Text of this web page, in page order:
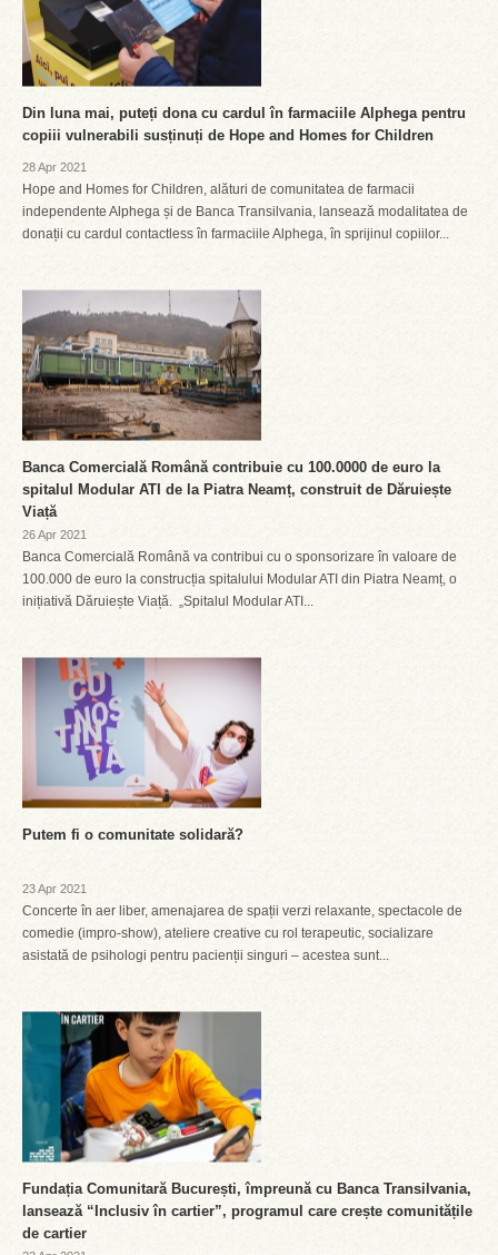
Din luna mai, puteți dona cu cardul în farmaciile Alphega pentru
copiii vulnerabili susținuți de Hope and Homes for Children
28 Apr 2021
Hope and Homes for Children, alături de comunitatea de farmacii
independente Alphega și de Banca Transilvania, lansează modalitatea de
donații cu cardul contactless în farmaciile Alphega, în sprijinul copiilor...
Banca Comercială Română contribuie cu 100.0000 de euro la
spitalul Modular ATI de la Piatra Neamț, construit de Dăruiește
Viață
26 Apr 2021
Banca Comercială Română va contribui cu o sponsorizare în valoare de
100.000 de euro la construcția spitalului Modular ATI din Piatra Neamț, o
inițiativă Dăruiește Viață. „Spitalul Modular ATI...
Putem fi o comunitate solidară?
23 Apr 2021
Concerte în aer liber, amenajarea de spații verzi relaxante, spectacole de
comedie (impro-show), ateliere creative cu rol terapeutic, socializare
asistată de psihologi pentru pacienții singuri – acestea sunt...
Fundația Comunitară București, împreună cu Banca Transilvania,
lansează “Inclusiv în cartier”, programul care crește comunitățile
de cartier